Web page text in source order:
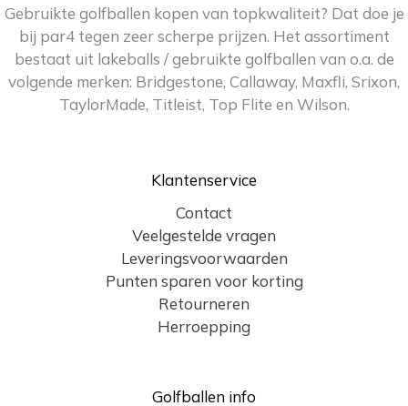
Gebruikte golfballen kopen van topkwaliteit? Dat doe je
bij par4 tegen zeer scherpe prijzen. Het assortiment
bestaat uit lakeballs / gebruikte golfballen van o.a. de
volgende merken: Bridgestone, Callaway, Maxfli, Srixon,
TaylorMade, Titleist, Top Flite en Wilson.
Klantenservice
Contact
Veelgestelde vragen
Leveringsvoorwaarden
Punten sparen voor korting
Retourneren
Herroepping
Golfballen info